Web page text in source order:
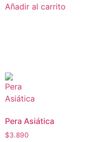
Añadir al carrito
Pera Asiática
$3.890